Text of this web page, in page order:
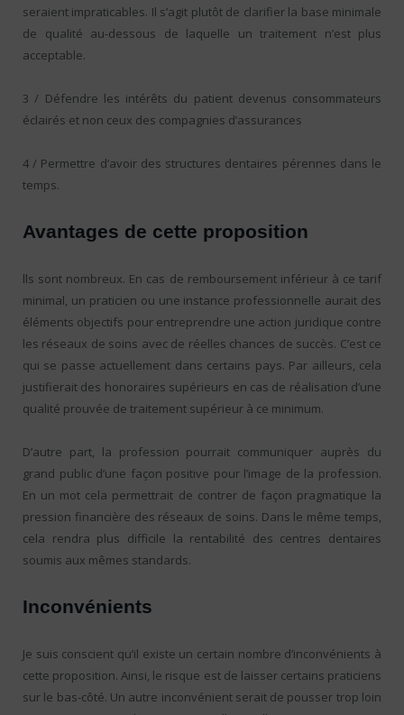
seraient impraticables. Il s’agit plutôt de clarifier la base minimale
de qualité au-dessous de laquelle un traitement n’est plus
acceptable.
3 / Défendre les intérêts du patient devenus consommateurs
éclairés et non ceux des compagnies d’assurances
4 / Permettre d’avoir des structures dentaires pérennes dans le
temps.
Avantages de cette proposition
lls sont nombreux. En cas de remboursement inférieur à ce tarif
minimal, un praticien ou une instance professionnelle aurait des
éléments objectifs pour entreprendre une action juridique contre
les réseaux de soins avec de réelles chances de succès. C’est ce
qui se passe actuellement dans certains pays. Par ailleurs, cela
justifierait des honoraires supérieurs en cas de réalisation d’une
qualité prouvée de traitement supérieur à ce minimum.
D’autre part, la profession pourrait communiquer auprès du
grand public d’une façon positive pour l’image de la profession.
En un mot cela permettrait de contrer de façon pragmatique la
pression financière des réseaux de soins. Dans le même temps,
cela rendra plus difficile la rentabilité des centres dentaires
soumis aux mêmes standards.
Inconvénients
Je suis conscient qu’il existe un certain nombre d’inconvénients à
cette proposition. Ainsi, le risque est de laisser certains praticiens
sur le bas-côté. Un autre inconvénient serait de pousser trop loin